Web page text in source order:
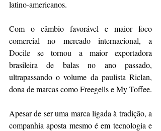
latino-americanos.
Com o câmbio favorável e maior foco
comercial no mercado internacional, a
Docile se tornou a maior exportadora
brasileira de balas no ano passado,
ultrapassando o volume da paulista Riclan,
dona de marcas como Freegells e My Toffee.
Apesar de ser uma marca ligada à tradição, a
companhia aposta mesmo é em tecnologia e